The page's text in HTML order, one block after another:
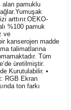
alan pamuklu
arttırır.OEKO-
%100 pamuk
ve
kanserojen madde
talimatlarına
Tüm
üretilmiştir.
Kurutulabilir. •
RGB Ekran
ton farkı